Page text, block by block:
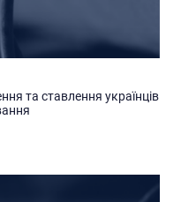
та ставлення українців